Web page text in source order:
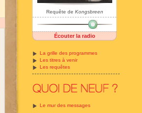
Requête de Kongsbreen
Écouter la radio
La grille des programmes
Les titres à venir
Les requêtes
Le mur des messages